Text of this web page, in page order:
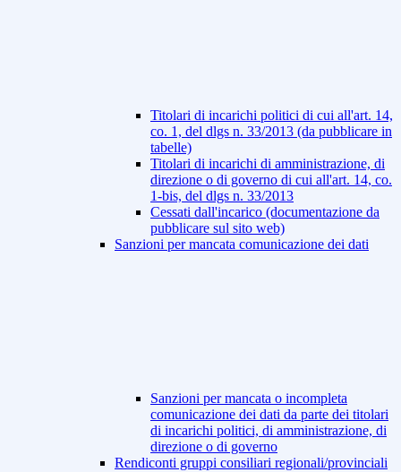
Titolari di incarichi politici di cui all'art. 14,
co. 1, del dlgs n. 33/2013 (da pubblicare in
tabelle)
Titolari di incarichi di amministrazione, di
direzione o di governo di cui all'art. 14, co.
1-bis, del dlgs n. 33/2013
Cessati dall'incarico (documentazione da
pubblicare sul sito web)
Sanzioni per mancata comunicazione dei dati
Sanzioni per mancata o incompleta
comunicazione dei dati da parte dei titolari
di incarichi politici, di amministrazione, di
direzione o di governo
Rendiconti gruppi consiliari regionali/provinciali